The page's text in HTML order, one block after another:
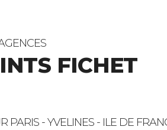
FICHET
PARIS - YVELINES - ILE DE